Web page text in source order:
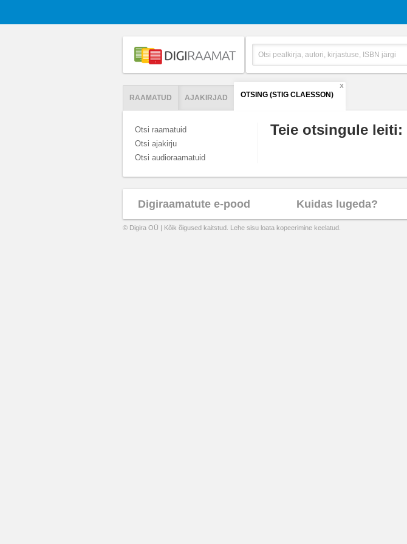
RAAMATUD AJAKIRJAD OTSING (STIG CLAESSON)
X
Otsi raamatuid
Otsi ajakirju
Otsi audioraamatuid
Teie otsingule leiti:
Digiraamatute e-pood Kuidas lugeda?
© Digira OÜ | Kõik õigused kaitstud. Lehe sisu loata kopeerimine keelatud.